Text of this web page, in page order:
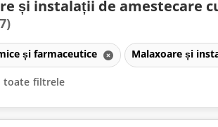
și instalații de amestecare
și farmaceutice Malaxoare și
toate filtrele